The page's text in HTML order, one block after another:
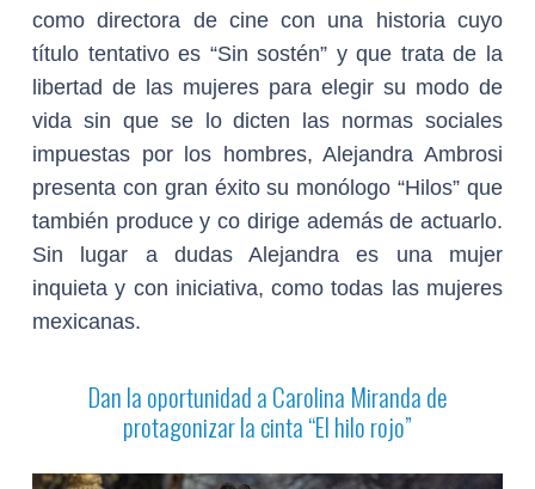
como directora de cine con una historia cuyo
título tentativo es “Sin sostén” y que trata de la
libertad de las mujeres para elegir su modo de
vida sin que se lo dicten las normas sociales
impuestas por los hombres, Alejandra Ambrosi
presenta con gran éxito su monólogo “Hilos” que
también produce y co dirige además de actuarlo.
Sin lugar a dudas Alejandra es una mujer
inquieta y con iniciativa, como todas las mujeres
mexicanas.
Dan la oportunidad a Carolina Miranda de
protagonizar la cinta “El hilo rojo”